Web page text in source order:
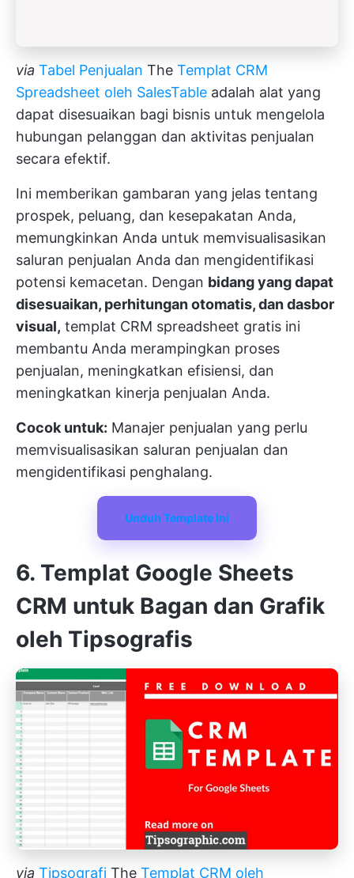
via Tabel Penjualan The Templat CRM
Spreadsheet oleh SalesTable adalah alat yang
dapat disesuaikan bagi bisnis untuk mengelola
hubungan pelanggan dan aktivitas penjualan
secara efektif.
Ini memberikan gambaran yang jelas tentang
prospek, peluang, dan kesepakatan Anda,
memungkinkan Anda untuk memvisualisasikan
saluran penjualan Anda dan mengidentifikasi
potensi kemacetan. Dengan bidang yang dapat
disesuaikan, perhitungan otomatis, dan dasbor
visual, templat CRM spreadsheet gratis ini
membantu Anda merampingkan proses
penjualan, meningkatkan efisiensi, dan
meningkatkan kinerja penjualan Anda.
Cocok untuk: Manajer penjualan yang perlu
memvisualisasikan saluran penjualan dan
mengidentifikasi penghalang.
Unduh Template Ini
6. Templat Google Sheets
CRM untuk Bagan dan Grafik
oleh Tipsografis
via Tipsografi The Templat CRM oleh